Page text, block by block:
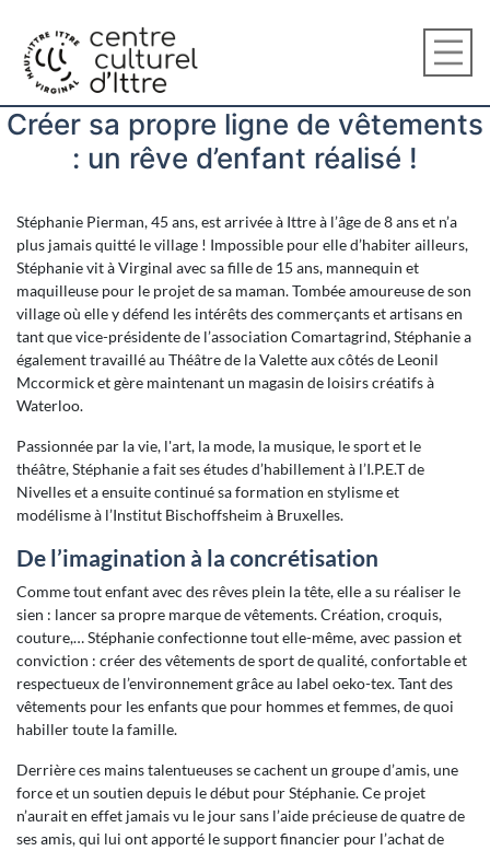
Créer sa propre ligne de vêtements
: un rêve d’enfant réalisé !
Stéphanie Pierman, 45 ans, est arrivée à Ittre à l’âge de 8 ans et n’a
plus jamais quitté le village ! Impossible pour elle d’habiter ailleurs,
Stéphanie vit à Virginal avec sa fille de 15 ans, mannequin et
maquilleuse pour le projet de sa maman. Tombée amoureuse de son
village où elle y défend les intérêts des commerçants et artisans en
tant que vice-présidente de l’association Comartagrind, Stéphanie a
également travaillé au Théâtre de la Valette aux côtés de Leonil
Mccormick et gère maintenant un magasin de loisirs créatifs à
Waterloo.
Passionnée par la vie, l'art, la mode, la musique, le sport et le
théâtre, Stéphanie a fait ses études d’habillement à l’I.P.E.T de
Nivelles et a ensuite continué sa formation en stylisme et
modélisme à l’Institut Bischoffsheim à Bruxelles.
De l’imagination à la concrétisation
Comme tout enfant avec des rêves plein la tête, elle a su réaliser le
sien : lancer sa propre marque de vêtements. Création, croquis,
couture,… Stéphanie confectionne tout elle-même, avec passion et
conviction : créer des vêtements de sport de qualité, confortable et
respectueux de l’environnement grâce au label oeko-tex. Tant des
vêtements pour les enfants que pour hommes et femmes, de quoi
habiller toute la famille.
Derrière ces mains talentueuses se cachent un groupe d’amis, une
force et un soutien depuis le début pour Stéphanie. Ce projet
n’aurait en effet jamais vu le jour sans l’aide précieuse de quatre de
ses amis, qui lui ont apporté le support financier pour l’achat de